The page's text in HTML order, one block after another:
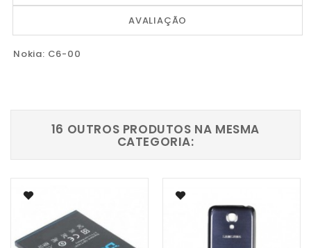
AVALIAÇÃO
Nokia: C6-00
16 OUTROS PRODUTOS NA MESMA
CATEGORIA: